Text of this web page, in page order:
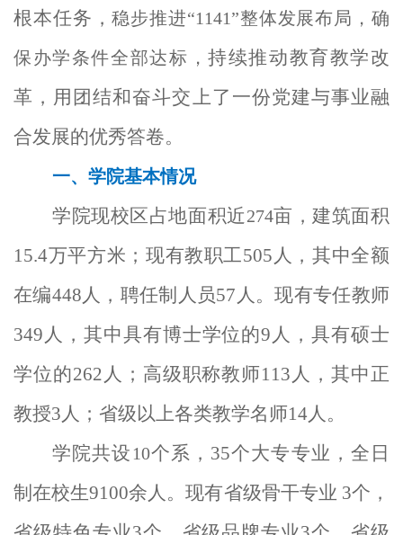
根本任务，稳步推进“1141”整体发展布局，确
保办学条件全部达标，持续推动教育教学改
革， 用团结和奋斗交上了一份党建与事业融
合发展的优秀答卷。
一、学院基本情况
学院现校区占地面积近274亩，建筑面积
15.4万平方米；现有教职工505 人，其中全额
在编448人，聘任制人员57 人。现有专任教师
349 人，其中具有博士学位的9 人，具有硕士
学位的262 人；高级职称教师113 人，其中正
教授3人；省级以上各类教学名师14人。
学院共设 10个系， 35个大专专业，全日
制在校生9100余人。现有省级骨干专业 3个，